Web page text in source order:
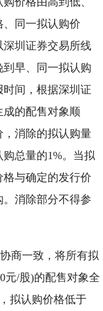
、同一拟认购价
圳证券交易所线
早、同一拟认购
间，根据深圳证
的配售对象顺
消除的拟认购量
总量的1%。当拟
与确定的发行价
消除部分不得参
商一致，将所有拟
元/股)的配售对象全
拟认购价格低于